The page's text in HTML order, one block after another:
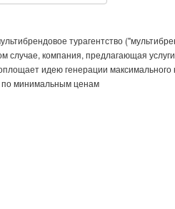
турагентство
случае, компания, предлагающая
идею генерации
по минимальным ценам